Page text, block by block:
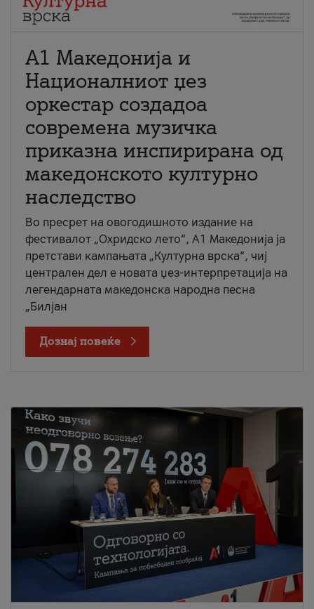
А1 Македонија и
Националниот џез
оркестар создадоа
современа музичка
приказна инспирирана од
македонското културно
наследство
Во пресрет на овогодишното издание на
фестивалот „Охридско лето“, А1 Македонија ја
претстави кампањата „Културна врска“, чиј
централен дел е новата џез-интерпретација на
легендарната македонска народна песна
„Билјан
Дознај повеќе